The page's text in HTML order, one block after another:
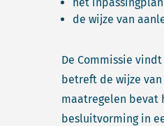
de wijze van
De Commissie
betreft de wijze
maatregelen bevat
besluitvorming in